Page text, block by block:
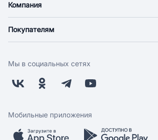
Компания
Новости
Поставщикам
Заводчикам
Обратная связь
Покупателям
Оплата
Бонусная программа
Скидки и акции
Мобильное приложение
Мы в социальных сетях
Мобильные приложения